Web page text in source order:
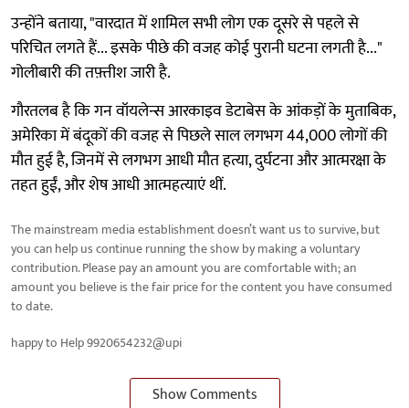
उन्होंने बताया, "वारदात में शामिल सभी लोग एक दूसरे से पहले से
परिचित लगते हैं... इसके पीछे की वजह कोई पुरानी घटना लगती है..."
गोलीबारी की तफ़्तीश जारी है.
गौरतलब है कि गन वॉयलेन्स आरकाइव डेटाबेस के आंकड़ों के मुताबिक,
अमेरिका में बंदूकों की वजह से पिछले साल लगभग 44,000 लोगों की
मौत हुई है, जिनमें से लगभग आधी मौत हत्या, दुर्घटना और आत्मरक्षा के
तहत हुईं, और शेष आधी आत्महत्याएं थीं.
The mainstream media establishment doesn’t want us to survive, but
you can help us continue running the show by making a voluntary
contribution. Please pay an amount you are comfortable with; an
amount you believe is the fair price for the content you have consumed
to date.
happy to Help 9920654232@upi
Show Comments